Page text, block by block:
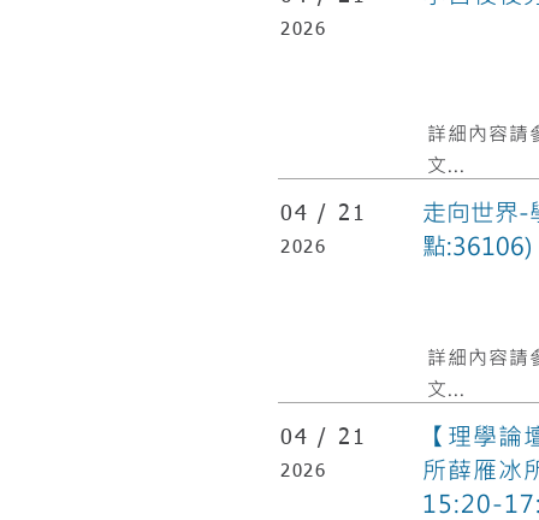
04 / 21
2026
【理學
所薛雁冰
15:20-
04 / 21
2026
走向世界
點:36106)
詳細內容請
文...
2026
詳細內容請
文...